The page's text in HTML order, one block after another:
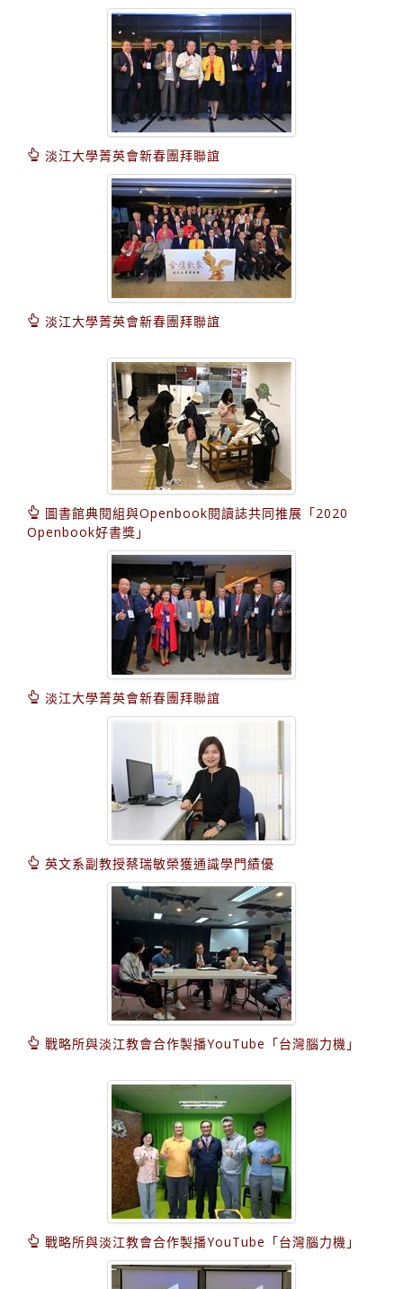
淡江大學菁英會新春團拜聯誼
淡江大學菁英會新春團拜聯誼
圖書館典閱組與Openbook閱讀誌共同推展「2020
Openbook好書獎」
淡江大學菁英會新春團拜聯誼
英文系副教授蔡瑞敏榮獲通識學門績優
戰略所與淡江教會合作製播YouTube「台灣腦力機」
戰略所與淡江教會合作製播YouTube「台灣腦力機」